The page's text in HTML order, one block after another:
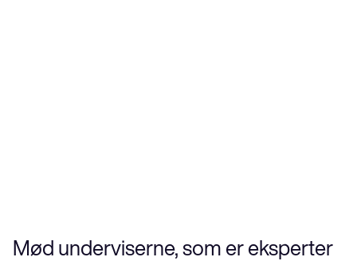
Mød underviserne, som er eksperter